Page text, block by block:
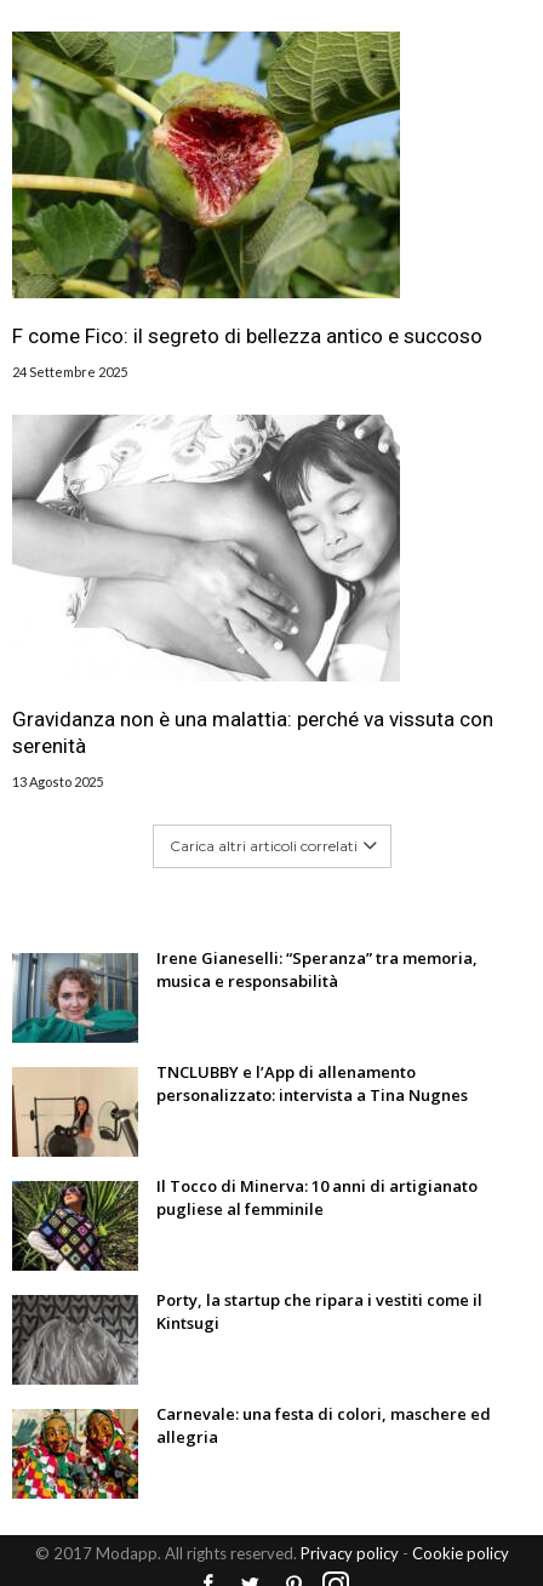
F come Fico: il segreto di bellezza antico e succoso
24 Settembre 2025
Gravidanza non è una malattia: perché va vissuta con
serenità
13 Agosto 2025
Carica altri articoli correlati
Irene Gianeselli: “Speranza” tra memoria,
musica e responsabilità
TNCLUBBY e l’App di allenamento
personalizzato: intervista a Tina Nugnes
Il Tocco di Minerva: 10 anni di artigianato
pugliese al femminile
Porty, la startup che ripara i vestiti come il
Kintsugi
Carnevale: una festa di colori, maschere ed
allegria
© 2017 Modapp. All rights reserved. Privacy policy- Cookie policy